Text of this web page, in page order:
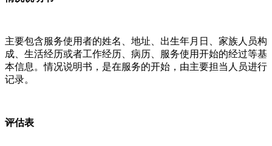
主要包含服务使用者的姓名、地址、出生年月日、家族人员构
成、生活经历或者工作经历、病历、服务使用开始的经过等基
本信息。情况说明书，是在服务的开始，由主要担当人员进行
记录。
评估表